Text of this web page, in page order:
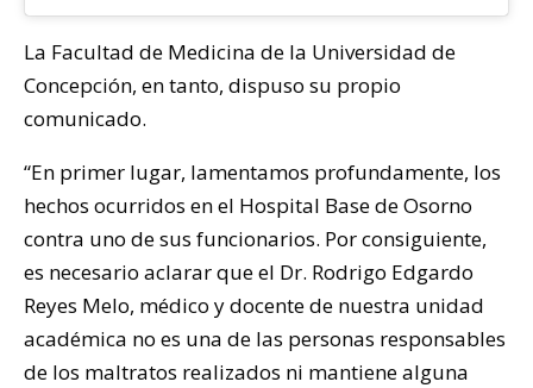
La Facultad de Medicina de la Universidad de
Concepción, en tanto, dispuso su propio
comunicado.
“En primer lugar, lamentamos profundamente, los
hechos ocurridos en el Hospital Base de Osorno
contra uno de sus funcionarios. Por consiguiente,
es necesario aclarar que el Dr. Rodrigo Edgardo
Reyes Melo, médico y docente de nuestra unidad
académica no es una de las personas responsables
de los maltratos realizados ni mantiene alguna